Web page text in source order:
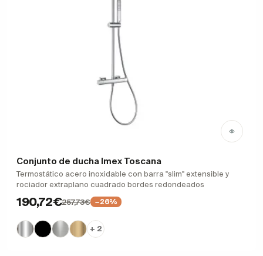
Conjunto de ducha Imex Toscana
Termostático acero inoxidable con barra "slim" extensible y
rociador extraplano cuadrado bordes redondeados
190,72€257,73€ −26%
+ 2